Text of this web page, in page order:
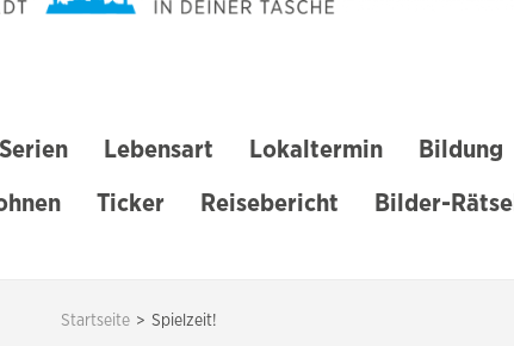
Lebensart Lokaltermin Bildung
Ticker Reisebericht Bilder-Rätsel
Startseite > Spielzeit!